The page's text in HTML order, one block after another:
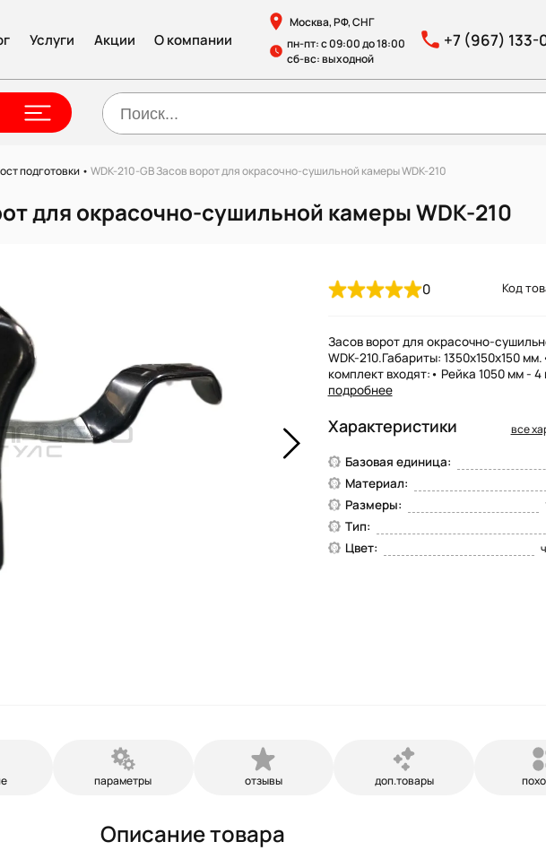
Услуги Акции О компании
Москва, РФ, СНГ
пн-пт: с 09:00 до 18:00
сб-вс: выходной
+7 (967) 133-
подготовки •WDK-210-GB Засов ворот для окрасочно-сушильной камеры WDK-210
для окрасочно-сушильной камеры WDK-210
0 Код
Засов ворот для окрасочно-
WDK-210.Габариты: 1350х150х150
комплект входят:• Рейка 1050 мм - 4
подробнее
Характеристики все
Базовая единица:
Материал:
Размеры:
Тип:
Цвет:
параметры отзывы доп.товары
Описание товара